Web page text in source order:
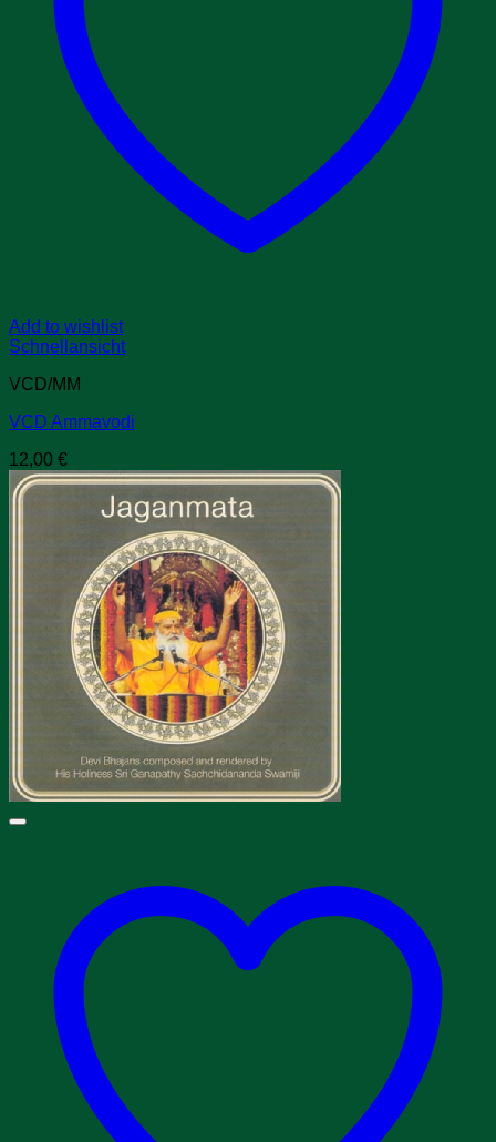
Add to wishlist
Schnellansicht
VCD/MM
VCD Ammavodi
12,00 €